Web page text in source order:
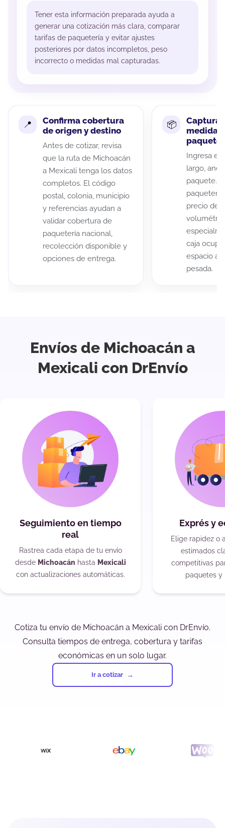
Tener esta información preparada ayuda a
generar una cotización más clara, comparar
tarifas de paquetería y evitar ajustes
posteriores por datos incompletos, peso
incorrecto o medidas mal capturadas.
Confirma cobertura
de origen y destino
Antes de cotizar, revisa
que la ruta de Michoacán
a Mexicali tenga los datos
completos. El código
postal, colonia, municipio
y referencias ayudan a
validar cobertura de
paquetería nacional,
recolección disponible y
opciones de entrega.
Captura
medidas
paquete
Ingresa el
largo,
paquete.
precio de
caja
espacio
pesada.
Envíos de Michoacán a
Mexicali con DrEnvío
Seguimiento en tiempo
real
Rastrea cada etapa de tu envío
desde Michoacán hasta Mexicali
con actualizaciones automáticas.
Exprés y
Elige rapidez o
estimados
competitivas
paquetes y
Cotiza tu envío de Michoacán a Mexicali con DrEnvío.
Consulta tiempos de entrega, cobertura y tarifas
económicas en un solo lugar.
Ir a cotizar